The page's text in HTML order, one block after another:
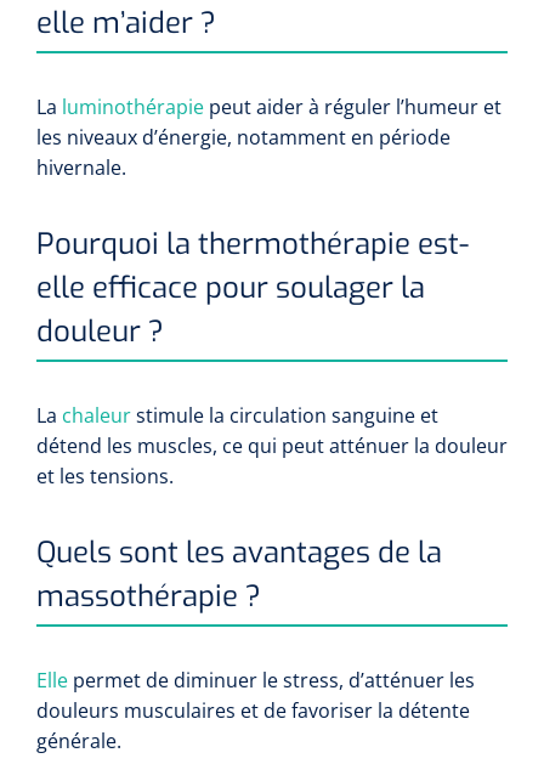
elle m’aider ?
La luminothérapie peut aider à réguler l’humeur et
les niveaux d’énergie, notamment en période
hivernale.
Pourquoi la thermothérapie est-
elle efficace pour soulager la
douleur ?
La chaleurstimule la circulation sanguine et
détend les muscles, ce qui peut atténuer la douleur
et les tensions.
Quels sont les avantages de la
massothérapie ?
Elle permet de diminuer le stress, d’atténuer les
douleurs musculaires et de favoriser la détente
générale.